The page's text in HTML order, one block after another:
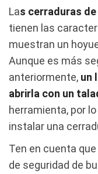
Las cerraduras
tienen las
muestran un
Aunque es más
anteriormente, un
abrirla con un
herramienta, por
instalar una
Ten en cuenta
de seguridad de